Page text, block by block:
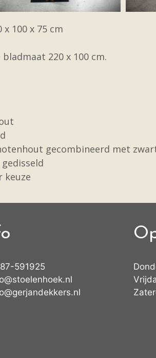
100 x 75 cm
220 x 100 cm.
gecombineerd met
keuze
591925